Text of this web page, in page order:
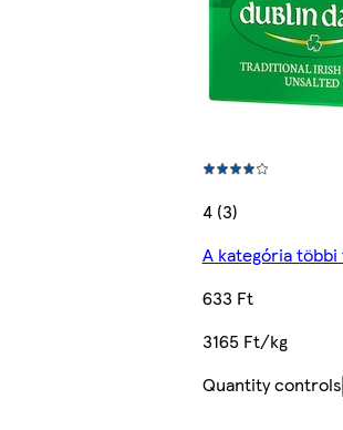
4 (3)
A kategória
633 Ft
3165 Ft/kg
Quantity controls